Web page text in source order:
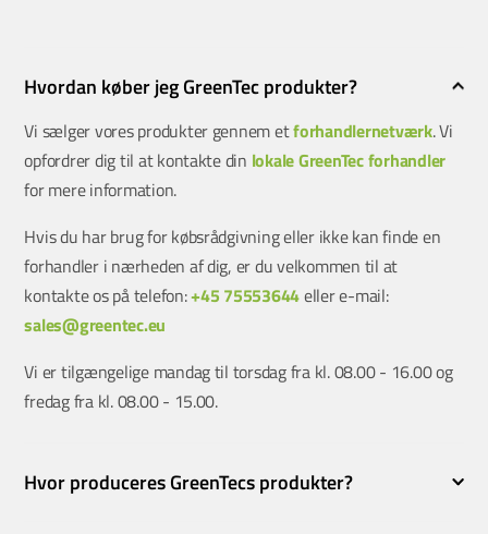
Hvordan køber jeg GreenTec produkter?
Vi sælger vores produkter gennem etforhandlernetværk. Vi
opfordrer dig til at kontakte din lokale GreenTec forhandler
for mere information.
Hvis du har brug for købsrådgivning eller ikke kan finde en
forhandler i nærheden af dig, er du velkommen til at
kontakte os på telefon:+45 75553644eller e-mail:
sales@greentec.eu
Vi er tilgængelige mandag til torsdag fra kl. 08.00 - 16.00 og
fredag fra kl. 08.00 - 15.00.
Hvor produceres GreenTecs produkter?